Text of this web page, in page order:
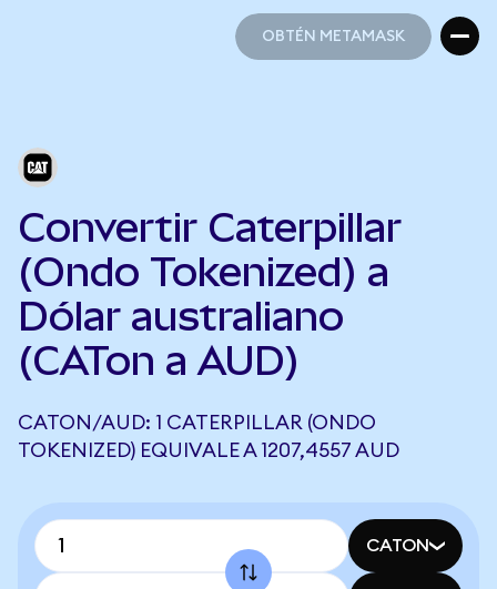
OBTÉN METAMASK
Convertir Caterpillar
(Ondo Tokenized) a
Dólar australiano
(CATon a AUD)
CATON/AUD: 1 CATERPILLAR (ONDO
TOKENIZED) EQUIVALE A 1207,4557 AUD
CATON